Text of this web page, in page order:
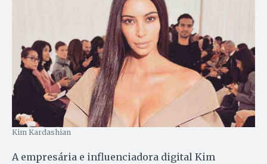
Kim Kardashian
A empresária e influenciadora digital Kim